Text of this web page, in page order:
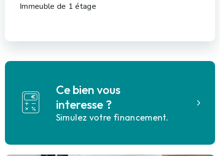
Immeuble de 1 étage
Ce bien vous
interesse ?
Simulez votre financement.